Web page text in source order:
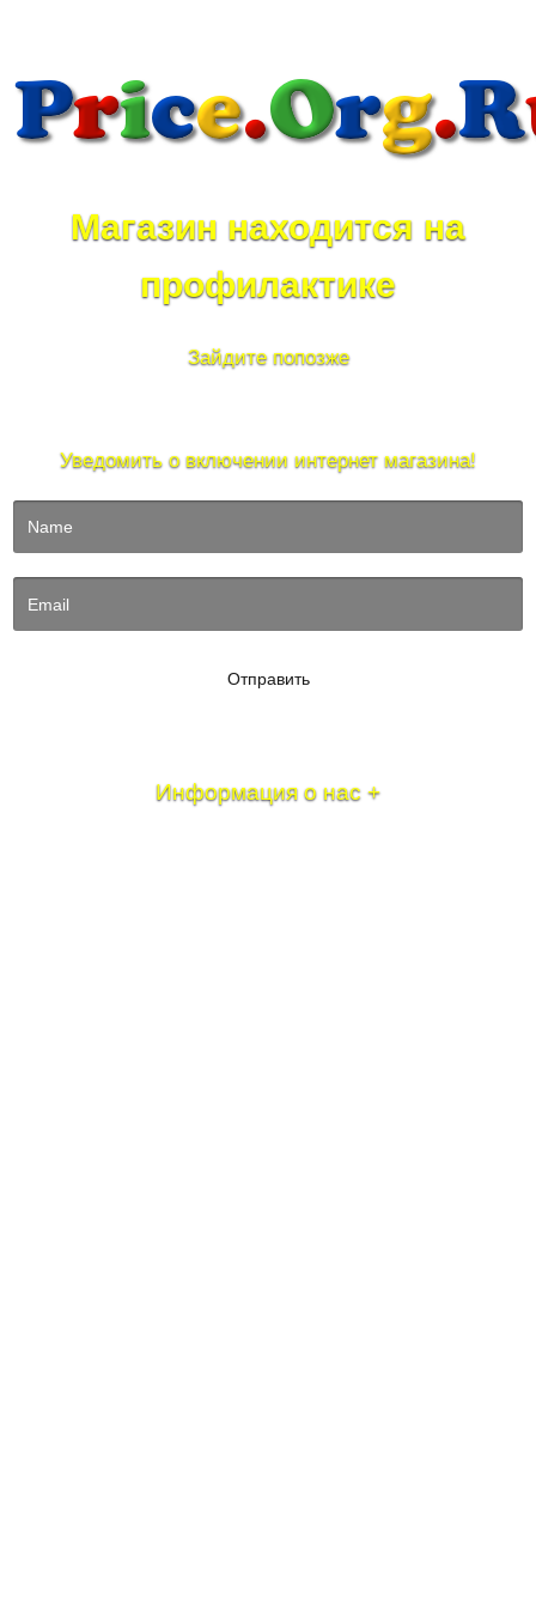
Магазин находится на
профилактике
Зайдите попозже
Уведомить о включении интернет магазина!
Отправить
Информация о нас +